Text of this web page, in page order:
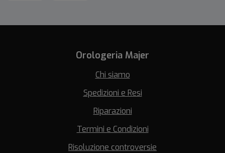
Orologeria Majer
Chi siamo
Spedizioni e Resi
Riparazioni
Termini e Condizioni
Risoluzione controversie